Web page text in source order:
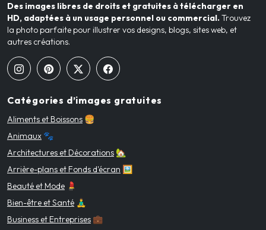
Des images libres de droits et gratuites à télécharger en
HD, adaptées à un usage personnel ou commercial.Trouvez
la photo parfaite pour illustrer vos designs, blogs, sites web, et
autres créations.
Catégories d’images gratuites
Aliments et Boissons 🍔
Animaux 🐾
Architectures et Décorations 🏡
Arrière-plans et Fonds d'écran 🖼️
Beauté et Mode 💄
Bien-être et Santé 🧘‍♂️
Business et Entreprises 💼